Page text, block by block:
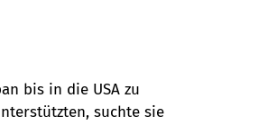
bis in die USA zu
suchte sie